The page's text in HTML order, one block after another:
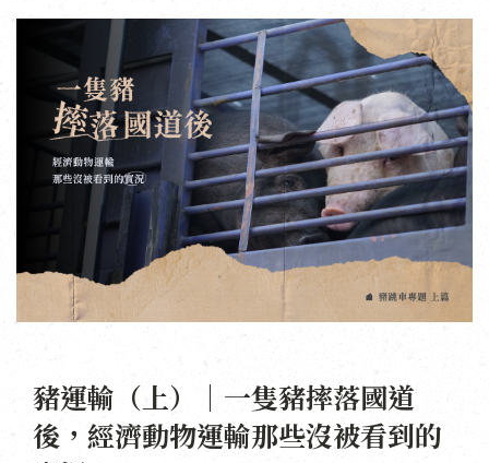
豬運輸（上）｜一隻豬摔落國道
後，經濟動物運輸那些沒被看到的